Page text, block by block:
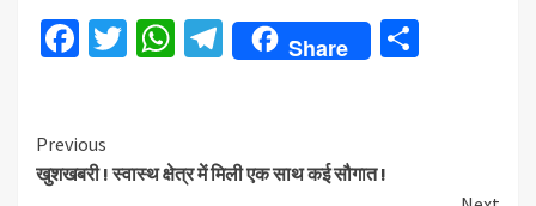
Facebook
TwitterWhatsApp
Telegram
Share
Continue
Reading
Previous
खुशखबरी ! स्वास्थ क्षेत्र में मिली एक साथ कई सौगात !